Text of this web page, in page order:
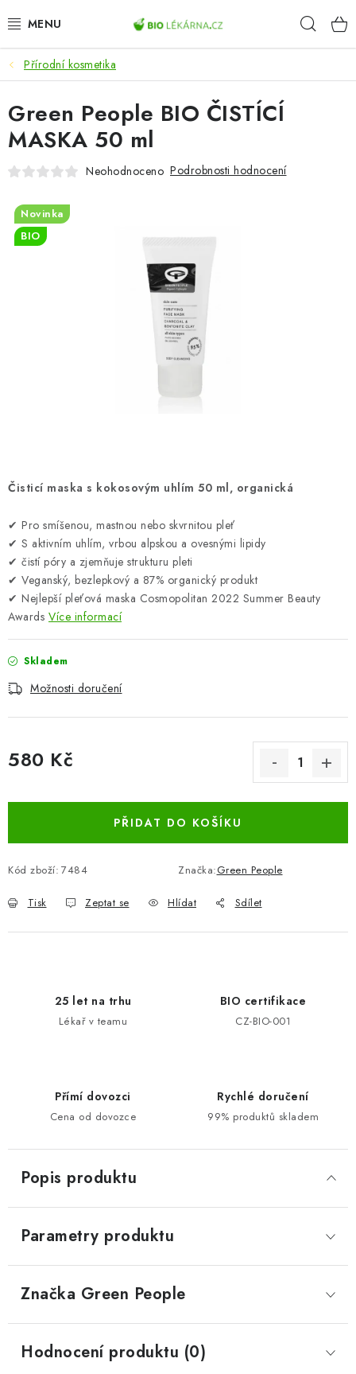
na
AKCE
DOPLŇKY STRAVY
PŘÍRODNÍ KOSMETIKA
ZDRAVÉ POTRAVINY
Přírodní kosmetika
Čisticí maska s kokosovým uhlím 50 ml, organická
✔ Pro smíšenou, mastnou nebo skvrnitou pleť
✔ S aktivním uhlím, vrbou alpskou a ovesnými lipidy
✔ čistí póry a zjemňuje strukturu pleti
✔ Veganský, bezlepkový a 87% organický produkt
✔ Nejlepší pleťová maska Cosmopolitan 2022 Summer Beauty
Awards Více informací
Skladem
Možnosti doručení
580 Kč
PŘIDAT DO KOŠÍKU
Kód zboží: 7484 Značka:Green People
Tisk Zeptat se Hlídat Sdílet
Green People BIO ČISTÍCÍ
MASKA 50 ml
Neohodnoceno Podrobnosti hodnocení
Novinka
BIO
25 let na trhu
Lékař v teamu
BIO certifikace
CZ-BIO-001
Přímí dovozci
Cena od dovozce
Rychlé doručení
99% produktů skladem
Popis produktu
Parametry produktu
Značka Green People
Hodnocení produktu (0)